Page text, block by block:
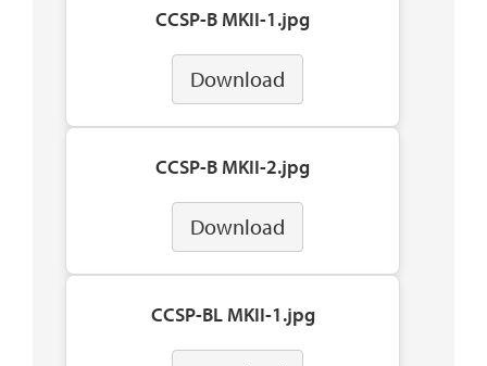
CCSP-B MKII-1.jpg
Download
CCSP-B MKII-2.jpg
Download
CCSP-BL MKII-1.jpg